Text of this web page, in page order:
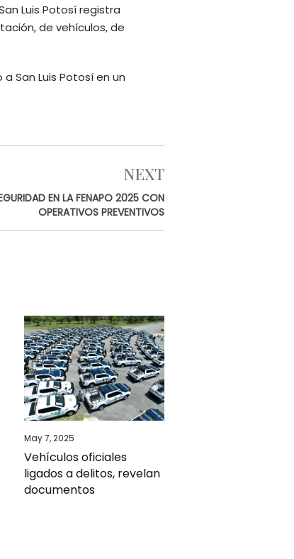
Luis Potosí registra
de vehículos, de
San Luis Potosí en un
NEXT
EN LA FENAPO 2025 CON
OPERATIVOS PREVENTIVOS
May 7, 2025
Vehículos oficiales
ligados a delitos, revelan
documentos